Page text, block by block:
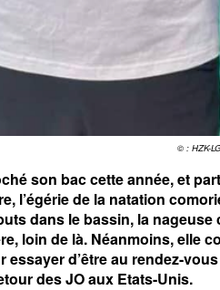
© : HZK-
son bac cette année, et
l’égérie de la natation
dans le bassin, la
loin de là. Néanmoins, elle
essayer d’être au rendez-
des JO aux Etats-Unis.